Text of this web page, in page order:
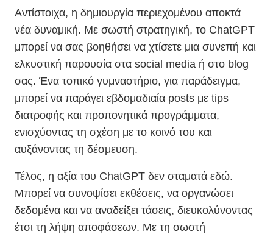
Αντίστοιχα, η δημιουργία περιεχομένου αποκτά
νέα δυναμική. Με σωστή στρατηγική, το ChatGPT
μπορεί να σας βοηθήσει να χτίσετε μια συνεπή και
ελκυστική παρουσία στα social media ή στο blog
σας. Ένα τοπικό γυμναστήριο, για παράδειγμα,
μπορεί να παράγει εβδομαδιαία posts με tips
διατροφής και προπονητικά προγράμματα,
ενισχύοντας τη σχέση με το κοινό του και
αυξάνοντας τη δέσμευση.
Τέλος, η αξία του ChatGPT δεν σταματά εδώ.
Μπορεί να συνοψίσει εκθέσεις, να οργανώσει
δεδομένα και να αναδείξει τάσεις, διευκολύνοντας
έτσι τη λήψη αποφάσεων. Με τη σωστή